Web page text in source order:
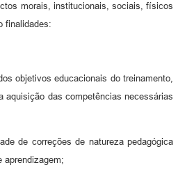
morais, institucionais, sociais, físicos
finalidades:
objetivos educacionais do treinamento,
aquisição das competências necessárias
de correções de natureza pedagógica
aprendizagem;